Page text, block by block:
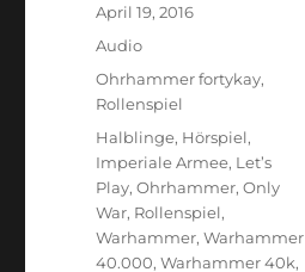
Veröffentlicht
April 19, 2016
Format
Audio
Kategorien
Ohrhammer fortykay,
Rollenspiel
Schlagwörter
Halblinge, Hörspiel,
Imperiale Armee, Let’s
Play,Ohrhammer,Only
War, Rollenspiel,
Warhammer,Warhammer
40.000,Warhammer 40k,